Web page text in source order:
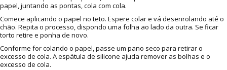
papel, juntando as pontas, cola com cola.
Comece aplicando o papel no teto. Espere colar e vá desenrolando até o
chão. Repita o processo, dispondo uma folha ao lado da outra. Se ficar
torto retire e ponha de novo.
Conforme for colando o papel, passe um pano seco para retirar o
excesso de cola. A espátula de silicone ajuda remover as bolhas e o
excesso de cola.